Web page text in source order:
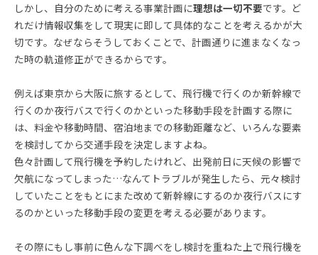
しかし、自分のために考える事業計画に理想は一切不要です。ど
れだけ情報収集をして現実に即して具体的なことを考えるかが大
切です。なぜならそうしておくことで、計画通りに進まなくなっ
た時の軌道修正ができるからです。
例えば東京から大阪に旅するとして、飛行機で行くのか新幹線で
行くのか夜行バスで行くのかといった移動手段を計画する際に
は、料金や移動時間、宿泊地までの移動距離など、いろんな要素
を検討してから交通手段を決定しますよね。
色々計画して飛行機を予約したけれど、出発前日に天候の影響で
欠航になってしまった…なんてトラブルが発生したら、元々検討
していたことをもとにまた改めて新幹線にするのか夜行バスにす
るのかといった移動手段の変更を考える必要があります。
その際にもし事前に色んな下調べをし検討を重ねた上で飛行機を